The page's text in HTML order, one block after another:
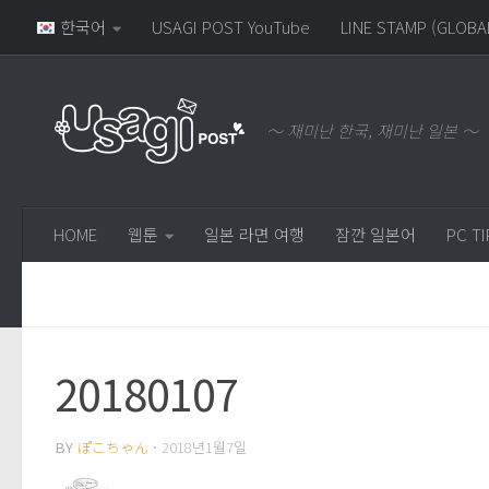
한국어 USAGI POST YouTube LINE STAMP
～ 재미난 한국, 재미난 일본 ～
HOME 웹툰 일본 라면 여행 잠깐 일본어 PC
20180107
BY ぽこちゃん · 2018년1월7일